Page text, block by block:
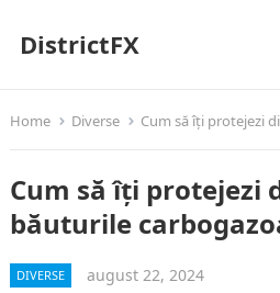
DistrictFX
Home Diverse Cum să îți protejezi
Cum să îți protejezi
băuturile
DIVERSE august 22, 2024